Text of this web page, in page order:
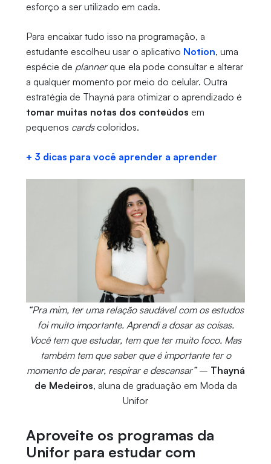
esforço a ser utilizado em cada.
Para encaixar tudo isso na programação, a
estudante escolheu usar o aplicativo Notion, uma
espécie de plannerque ela pode consultar e alterar
a qualquer momento por meio do celular. Outra
estratégia de Thayná para otimizar o aprendizado é
tomar muitas notas dos conteúdos em
pequenos cardscoloridos.
+ 3 dicas para você aprender a aprender
“Pra mim, ter uma relação saudável com os estudos
foi muito importante. Aprendi a dosar as coisas.
Você tem que estudar, tem que ter muito foco. Mas
também tem que saber que é importante ter o
momento de parar, respirar e descansar”– Thayná
de Medeiros, aluna de graduação em Moda da
Unifor
Aproveite os programas da
Unifor para estudar com